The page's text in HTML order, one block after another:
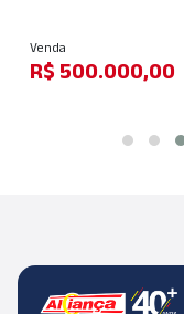
Venda
R$ 500.000,00